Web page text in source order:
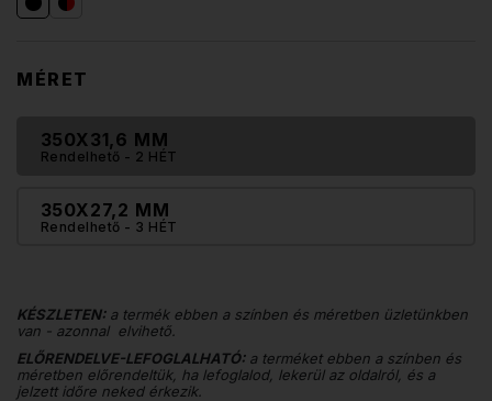
MÉRET
350X31,6 MM
Rendelhető - 2 HÉT
350X27,2 MM
Rendelhető - 3 HÉT
KÉSZLETEN:a termék ebben a színben és méretben üzletünkben
van - azonnal elvihető.
ELŐRENDELVE-LEFOGLALHATÓ:a terméket ebben a színben és
méretben előrendeltük, ha lefoglalod, lekerül az oldalról, és a
jelzett időre neked érkezik.